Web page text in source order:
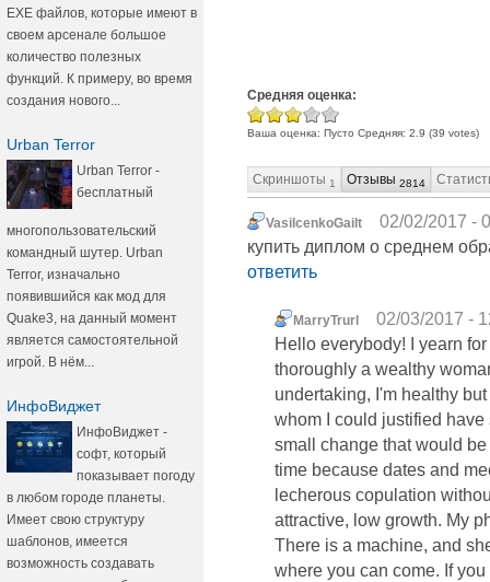
ЕХЕ файлов, которые имеют в
своем арсенале большое
количество полезных
функций. К примеру, во время
создания нового...
Urban Terror
Urban Terror -
бесплатный
многопользовательский
командный шутер. Urban
Terror, изначально
появившийся как мод для
Quake3, на данный момент
является самостоятельной
игрой. В нём...
ИнфоВиджет
ИнфоВиджет -
софт, который
показывает погоду
в любом городе планеты.
Имеет свою структуру
шаблонов, имеется
возможность создавать
Средняя оценка:
Ваша оценка: Пусто Средняя: 2.9 (39 votes)
Скриншоты 1 Отзывы 2814
VasilcenkoGailt
02/02/2017 -
купить диплом о среднем
ответить
MarryTrurl
02/03/2017 -
Hello everybody! I yearn
thoroughly a wealthy
undertaking, I'm healthy
whom I could justified
small change that would
time because dates and
lecherous copulation
attractive, low growth. My
There is a machine, and
where you can come. If